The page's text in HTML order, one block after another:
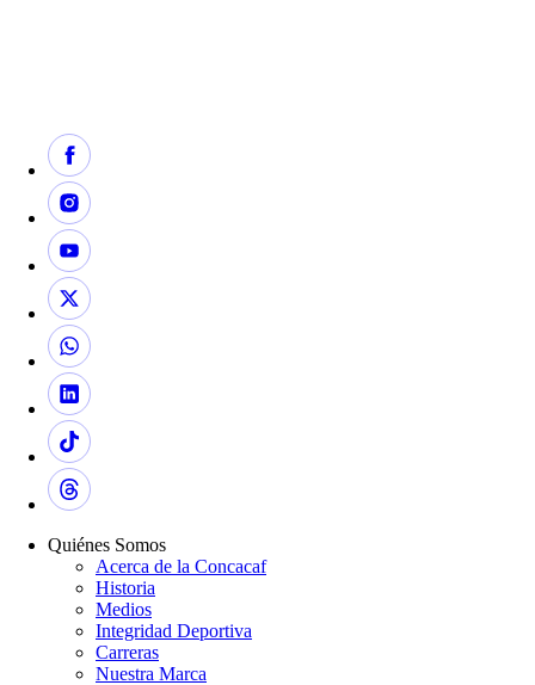
Quiénes Somos
Acerca de la Concacaf
Historia
Medios
Integridad Deportiva
Carreras
Nuestra Marca